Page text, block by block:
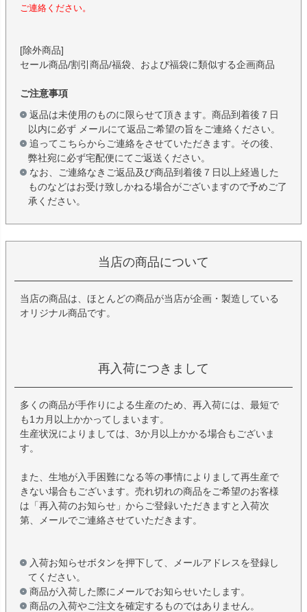
ご連絡ください。
[除外商品]
セール商品/割引商品/福袋、および福袋に類似する企画商品
ご注意事項
返品は未使用のものに限らせて頂きます。商品到着後７日
以内に必ず メールにて返品ご希望の旨をご連絡ください。
追ってこちらからご連絡をさせていただきます。その後、
弊社宛に必ず宅配便にてご返送ください。
なお、ご連絡なきご返品及び商品到着後７日以上経過した
ものなどはお受け致しかねる場合がございますので予めご了
承ください。
当店の商品について
当店の商品は、ほとんどの商品が当店が企画・製造している
オリジナル商品です。
再入荷につきまして
多くの商品が手作りによる生産のため、再入荷には、最短で
も1カ月以上かかってしまいます。
生産状況によりましては、3か月以上かかる場合もございま
す。
また、生地が入手困難になる等の事情によりまして再生産で
きない場合もございます。売れ切れの商品をご希望のお客様
は「再入荷のお知らせ」からご登録いただきますと入荷次
第、メールでご連絡させていただきます。
入荷お知らせボタンを押下して、メールアドレスを登録し
てください。
商品が入荷した際にメールでお知らせいたします。
商品の入荷やご注文を確定するものではありません。